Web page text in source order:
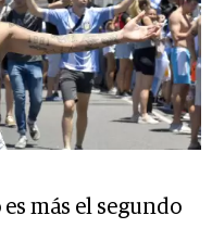
más el segundo